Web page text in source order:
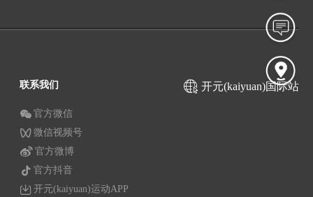
联系我们
官方微信
微信视频号
官方微博
官方抖音
开元(kaiyuan)运动APP
开元(kaiyuan)国际站